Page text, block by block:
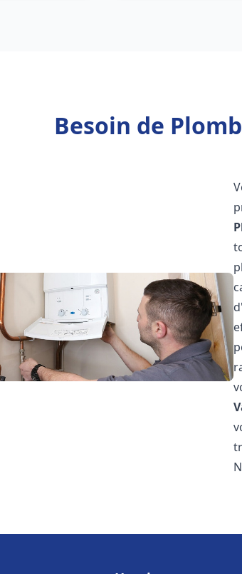
Besoin de